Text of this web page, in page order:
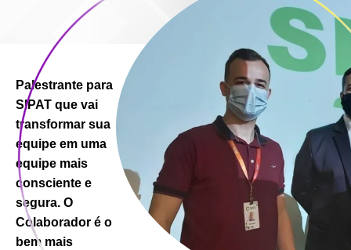
Palestrante para
SIPAT que vai
transformar sua
equipe em uma
equipe mais
consciente e
segura. O
Colaborador é o
bem mais